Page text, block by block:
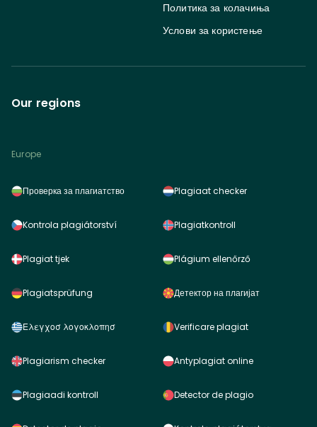
Политика за колачиња
Услови за користење
Our regions
Europe
Проверка за плагиатство
Kontrola plagiátorství
Plagiat tjek
Plagiatsprüfung
Ελεγχοσ λογοκλοπησ
Plagiarism checker
Plagiaadi kontroll
Plagiaat checker
Plagiatkontroll
Plágium ellenőrző
Детектор на плагијат
Verificare plagiat
Antyplagiat online
Detector de plagio